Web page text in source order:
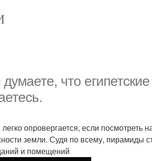
что египетские
опровергается, если посмотреть
земли. Судя по всему, пирамиды
и помещений